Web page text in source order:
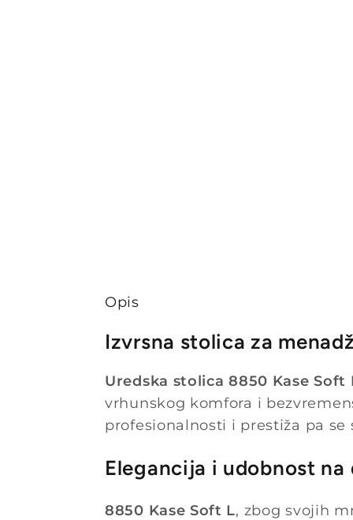
Opis
Izvrsna stolica za
Uredska stolica 8850 Kase Soft
vrhunskog komfora i
profesionalnosti i prestiža pa
Elegancija i udobnost na
8850 Kase Soft L, zbog svojih